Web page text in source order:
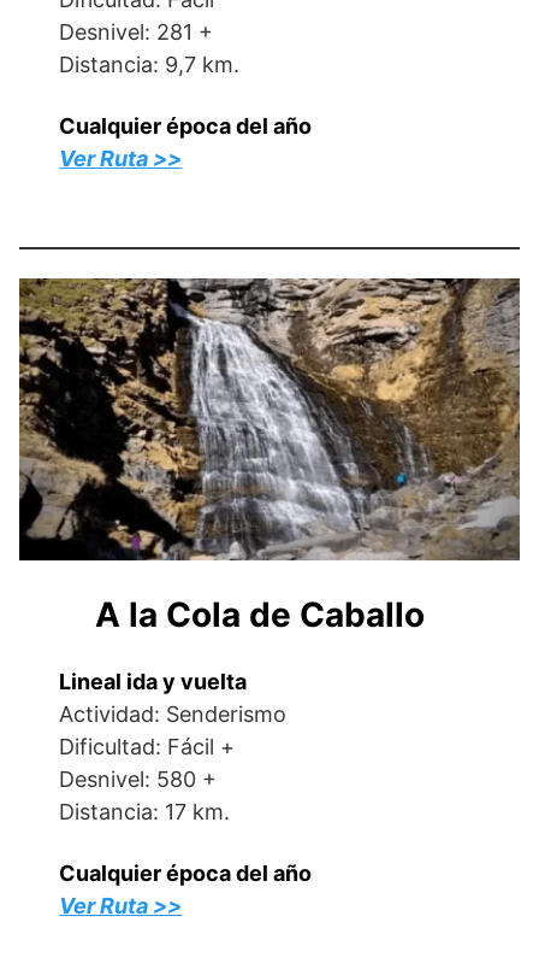
Desnivel: 281 +
Distancia: 9,7 km.
Cualquier época del año
Ver Ruta >>
A la Cola de Caballo
Lineal ida y vuelta
Actividad: Senderismo
Dificultad: Fácil +
Desnivel: 580 +
Distancia: 17 km.
Cualquier época del año
Ver Ruta >>